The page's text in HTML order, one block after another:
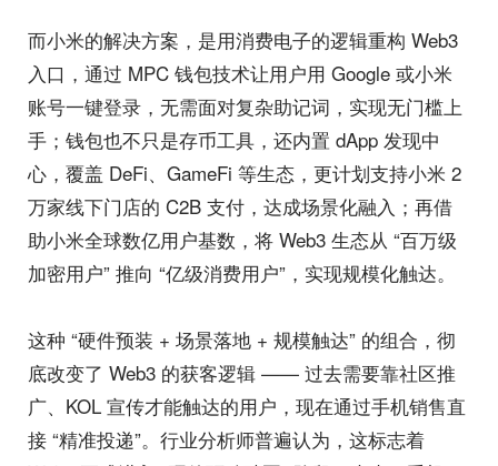
而小米的解决方案，是用消费电子的逻辑重构 Web3
入口，通过 MPC 钱包技术让用户用 Google 或小米
账号一键登录，无需面对复杂助记词，实现无门槛上
手；钱包也不只是存币工具，还内置 dApp 发现中
心，覆盖 DeFi、GameFi 等生态，更计划支持小米 2
万家线下门店的 C2B 支付，达成场景化融入；再借
助小米全球数亿用户基数，将 Web3 生态从 “百万级
加密用户” 推向 “亿级消费用户”，实现规模化触达。
这种 “硬件预装 + 场景落地 + 规模触达” 的组合，彻
底改变了 Web3 的获客逻辑 —— 过去需要靠社区推
广、KOL 宣传才能触达的用户，现在通过手机销售直
接 “精准投递”。行业分析师普遍认为，这标志着